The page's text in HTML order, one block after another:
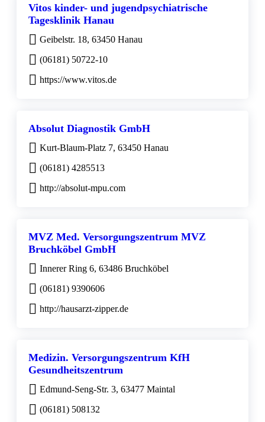
Vitos kinder- und jugendpsychiatrische
Tagesklinik Hanau
Geibelstr. 18, 63450 Hanau
(06181) 50722-10
https://www.vitos.de
Absolut Diagnostik GmbH
Kurt-Blaum-Platz 7, 63450 Hanau
(06181) 4285513
http://absolut-mpu.com
MVZ Med. Versorgungszentrum MVZ
Bruchköbel GmbH
Innerer Ring 6, 63486 Bruchköbel
(06181) 9390606
http://hausarzt-zipper.de
Medizin. Versorgungszentrum KfH
Gesundheitszentrum
Edmund-Seng-Str. 3, 63477 Maintal
(06181) 508132